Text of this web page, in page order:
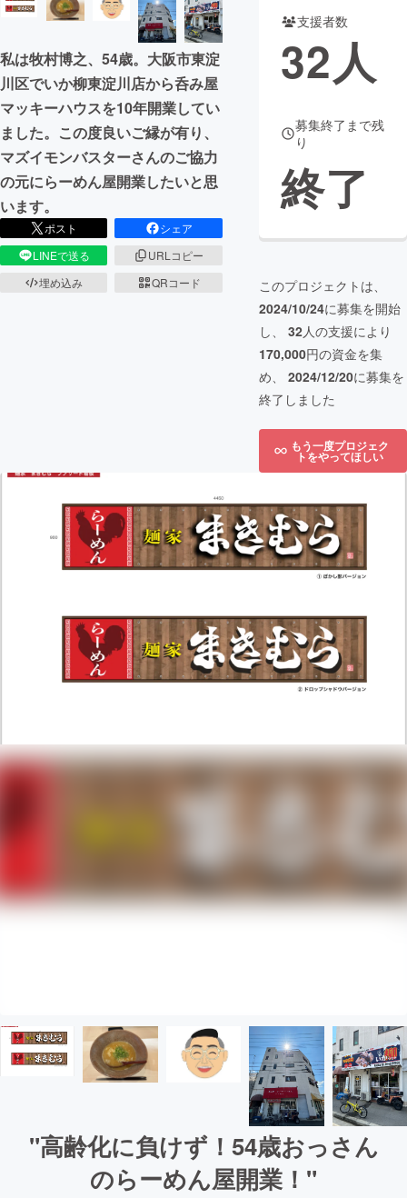
私は牧村博之、54歳。大阪市東淀
川区でいか柳東淀川店から呑み屋
マッキーハウスを10年開業してい
ました。この度良いご縁が有り、
マズイモンバスターさんのご協力
の元にらーめん屋開業したいと思
います。
ポスト
シェア
LINEで送る
URLコピー
埋め込み
QRコード
支援者数
32人
募集終了まで残
り
終了
このプロジェクトは、
2024/10/24に募集を開始
し、 32人の支援により
170,000円の資金を集
め、 2024/12/20に募集を
終了しました
もう一度プロジェク
トをやってほしい
"高齢化に負けず！54歳おっさん
のらーめん屋開業！"